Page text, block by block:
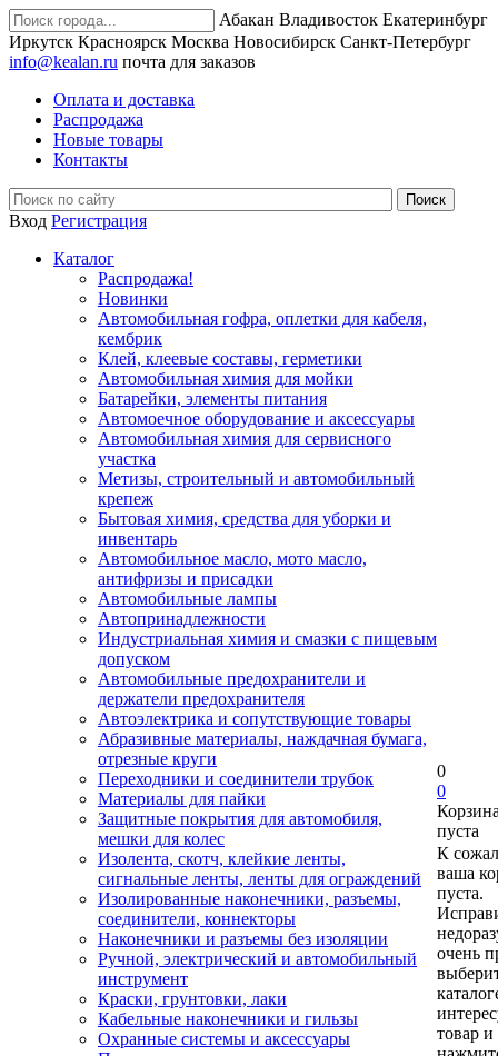
Абакан Владивосток Екатеринбург
Иркутск Красноярск Москва Новосибирск Санкт-Петербург
info@kealan.ru почта для заказов
Оплата и доставка
Распродажа
Новые товары
Контакты
Вход Регистрация
Каталог
Распродажа!
Новинки
Автомобильная гофра, оплетки для кабеля,
кембрик
Клей, клеевые составы, герметики
Автомобильная химия для мойки
Батарейки, элементы питания
Автомоечное оборудование и аксессуары
Автомобильная химия для сервисного
участка
Метизы, строительный и автомобильный
крепеж
Бытовая химия, средства для уборки и
инвентарь
Автомобильное масло, мото масло,
антифризы и присадки
Автомобильные лампы
Автопринадлежности
Индустриальная химия и смазки с пищевым
допуском
Автомобильные предохранители и
держатели предохранителя
Автоэлектрика и сопутствующие товары
Абразивные материалы, наждачная бумага,
отрезные круги
Переходники и соединители трубок
Материалы для пайки
Защитные покрытия для автомобиля,
мешки для колес
Изолента, скотч, клейкие ленты,
сигнальные ленты, ленты для ограждений
Изолированные наконечники, разъемы,
соединители, коннекторы
Наконечники и разъемы без изоляции
Ручной, электрический и автомобильный
инструмент
Краски, грунтовки, лаки
Кабельные наконечники и гильзы
Охранные системы и аксессуары
0
0
пуста
К
ваша
пуста.
очень
товар и